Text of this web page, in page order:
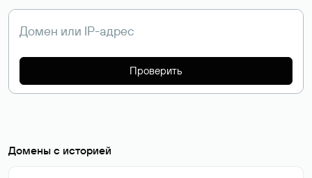
Проверить
Домены с историей